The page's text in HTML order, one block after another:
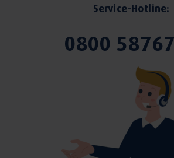
Service-Hotline:
0800